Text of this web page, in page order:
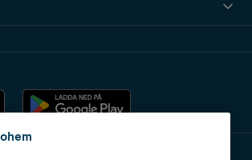
samtidigt som du hjälper den till en bättre